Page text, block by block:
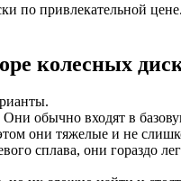
по привлекательной
колесных
обычно входят в
они тяжелые и не
сплава, они гораздо